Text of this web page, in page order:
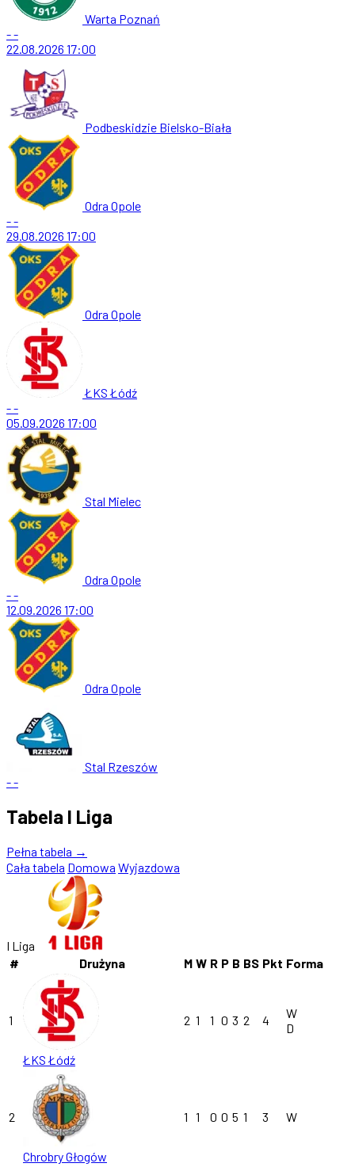
Warta Poznań
--
22.08.2026 17:00
Podbeskidzie Bielsko-Biała
Odra Opole
--
29.08.2026 17:00
Odra Opole
ŁKS Łódź
--
05.09.2026 17:00
Stal Mielec
Odra Opole
--
12.09.2026 17:00
Odra Opole
Stal Rzeszów
--
Tabela I Liga
Pełna tabela →
Cała tabela Domowa Wyjazdowa
I Liga
#
Drużyna M W R P B BS Pkt Forma
1
ŁKS Łódź
2 1 1 0 3 2 4
W
D
2
Chrobry Głogów
1 1 0 0 5 1 3 W